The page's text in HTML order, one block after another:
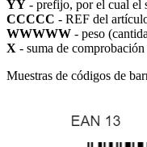
YY - prefijo, por el cual el
CCCCC - REF del
WWWWW - peso
X - suma de
Muestras de códigos de